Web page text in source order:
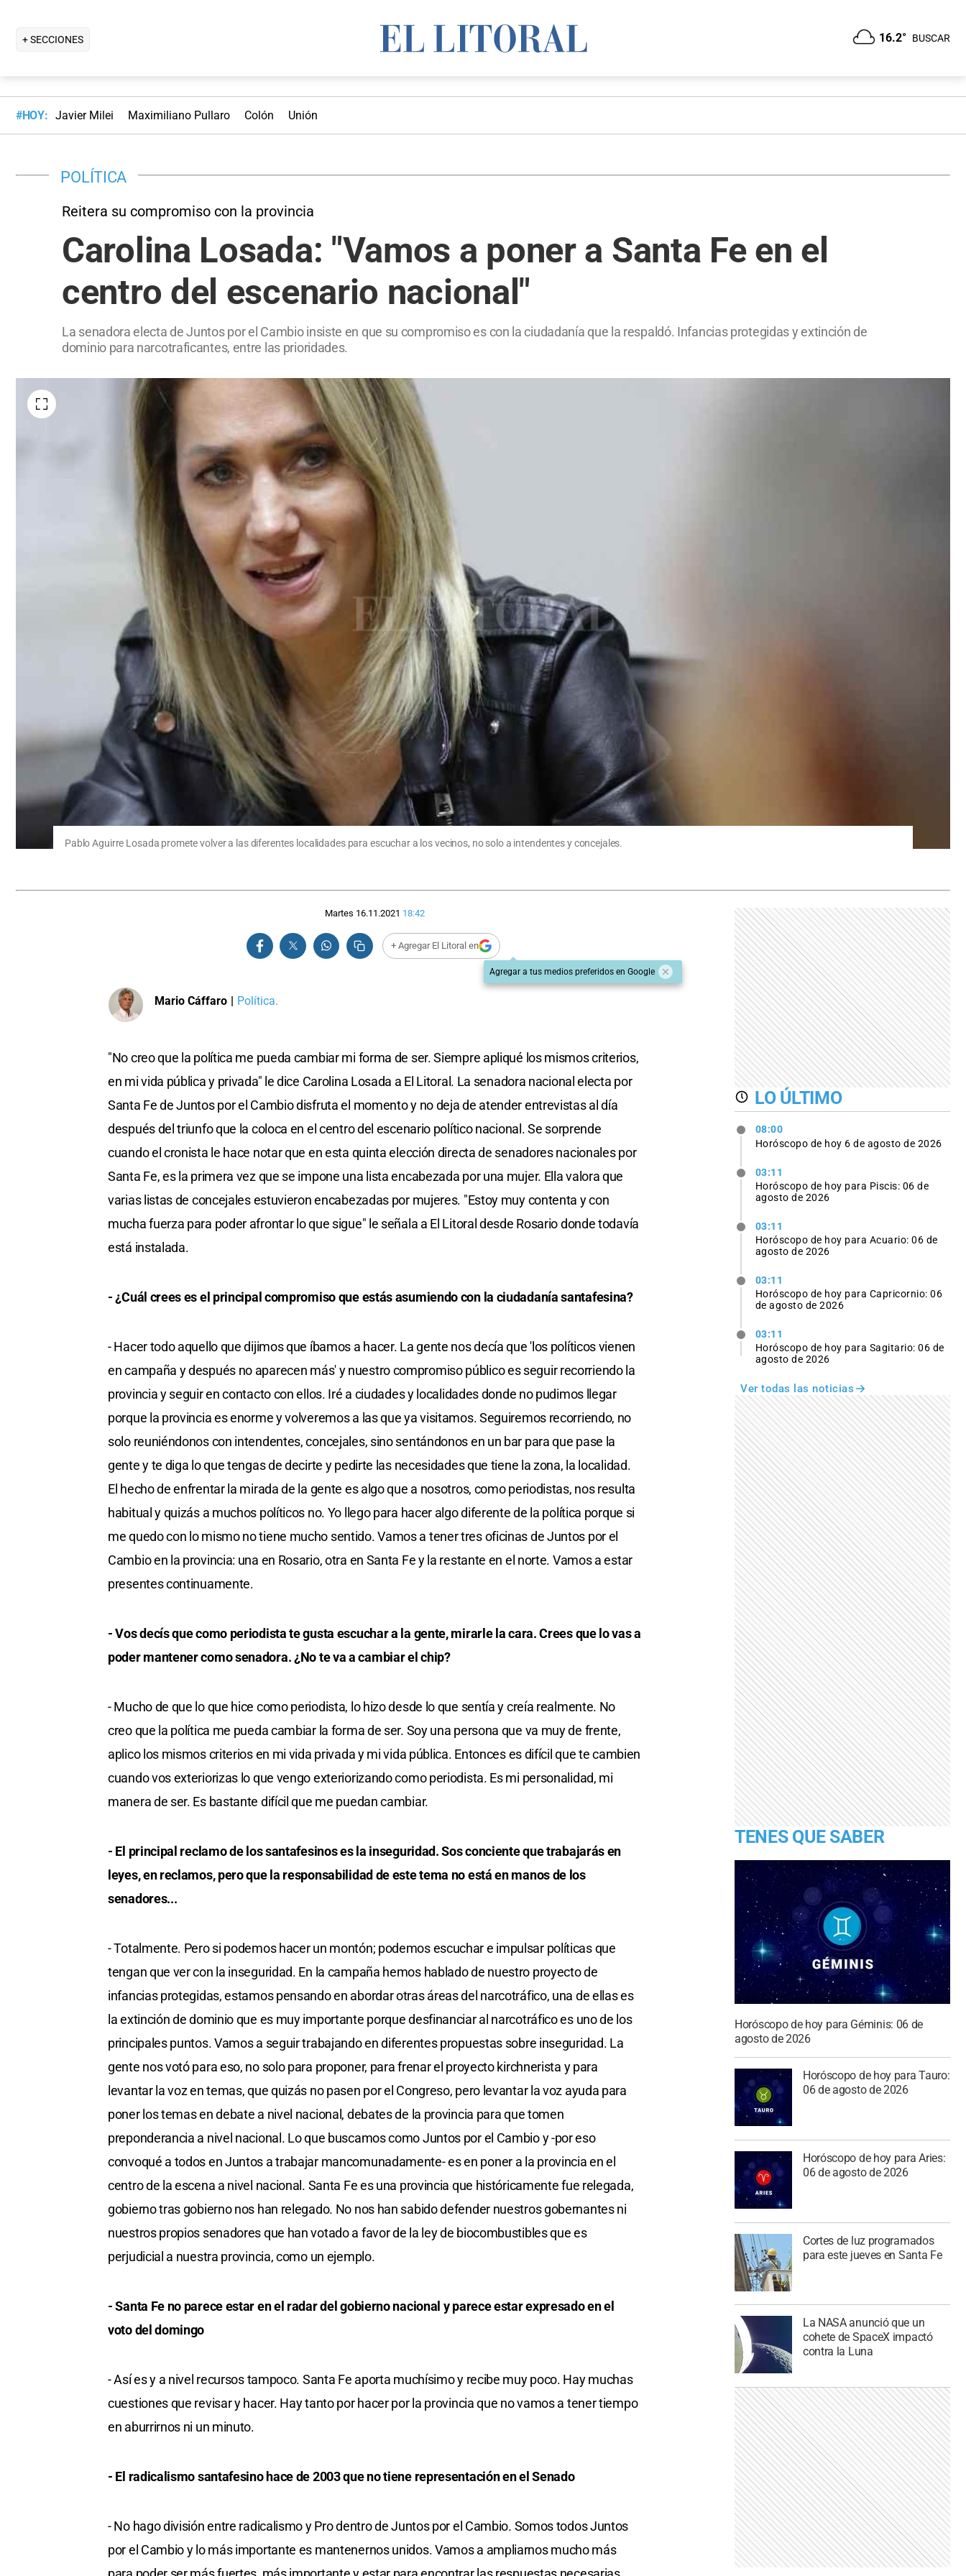
+ SECCIONES 16.2° BUSCAR
#HOY: Javier Milei Maximiliano Pullaro Colón Unión
POLÍTICA
Reitera su compromiso con la provincia
Carolina Losada: "Vamos a poner a Santa Fe en el
centro del escenario nacional"
La senadora electa de Juntos por el Cambio insiste en que su compromiso es con la ciudadanía que la respaldó. Infancias protegidas y extinción de
dominio para narcotraficantes, entre las prioridades.
Pablo Aguirre Losada promete volver a las diferentes localidades para escuchar a los vecinos, no solo a intendentes y concejales.
Martes 16.11.2021 18:42
+ Agregar El Litoral en
Agregar a tus medios preferidos en Google
Mario Cáffaro | Política.
"No creo que la política me pueda cambiar mi forma de ser. Siempre apliqué los mismos criterios,
en mi vida pública y privada" le dice Carolina Losada a El Litoral. La senadora nacional electa por
Santa Fe de Juntos por el Cambio disfruta el momento y no deja de atender entrevistas al día
después del triunfo que la coloca en el centro del escenario político nacional. Se sorprende
cuando el cronista le hace notar que en esta quinta elección directa de senadores nacionales por
Santa Fe, es la primera vez que se impone una lista encabezada por una mujer. Ella valora que
varias listas de concejales estuvieron encabezadas por mujeres. "Estoy muy contenta y con
mucha fuerza para poder afrontar lo que sigue" le señala a El Litoral desde Rosario donde todavía
está instalada.
- ¿Cuál crees es el principal compromiso que estás asumiendo con la ciudadanía santafesina?
- Hacer todo aquello que dijimos que íbamos a hacer. La gente nos decía que 'los políticos vienen
en campaña y después no aparecen más' y nuestro compromiso público es seguir recorriendo la
provincia y seguir en contacto con ellos. Iré a ciudades y localidades donde no pudimos llegar
porque la provincia es enorme y volveremos a las que ya visitamos. Seguiremos recorriendo, no
solo reuniéndonos con intendentes, concejales, sino sentándonos en un bar para que pase la
gente y te diga lo que tengas de decirte y pedirte las necesidades que tiene la zona, la localidad.
El hecho de enfrentar la mirada de la gente es algo que a nosotros, como periodistas, nos resulta
habitual y quizás a muchos políticos no. Yo llego para hacer algo diferente de la política porque si
me quedo con lo mismo no tiene mucho sentido. Vamos a tener tres oficinas de Juntos por el
Cambio en la provincia: una en Rosario, otra en Santa Fe y la restante en el norte. Vamos a estar
presentes continuamente.
- Vos decís que como periodista te gusta escuchar a la gente, mirarle la cara. Crees que lo vas a
poder mantener como senadora. ¿No te va a cambiar el chip?
- Mucho de que lo que hice como periodista, lo hizo desde lo que sentía y creía realmente. No
creo que la política me pueda cambiar la forma de ser. Soy una persona que va muy de frente,
aplico los mismos criterios en mi vida privada y mi vida pública. Entonces es difícil que te cambien
cuando vos exteriorizas lo que vengo exteriorizando como periodista. Es mi personalidad, mi
manera de ser. Es bastante difícil que me puedan cambiar.
- El principal reclamo de los santafesinos es la inseguridad. Sos conciente que trabajarás en
leyes, en reclamos, pero que la responsabilidad de este tema no está en manos de los
senadores...
- Totalmente. Pero si podemos hacer un montón; podemos escuchar e impulsar políticas que
tengan que ver con la inseguridad. En la campaña hemos hablado de nuestro proyecto de
infancias protegidas, estamos pensando en abordar otras áreas del narcotráfico, una de ellas es
la extinción de dominio que es muy importante porque desfinanciar al narcotráfico es uno de los
principales puntos. Vamos a seguir trabajando en diferentes propuestas sobre inseguridad. La
gente nos votó para eso, no solo para proponer, para frenar el proyecto kirchnerista y para
levantar la voz en temas, que quizás no pasen por el Congreso, pero levantar la voz ayuda para
poner los temas en debate a nivel nacional, debates de la provincia para que tomen
preponderancia a nivel nacional. Lo que buscamos como Juntos por el Cambio y -por eso
convoqué a todos en Juntos a trabajar mancomunadamente- es en poner a la provincia en el
centro de la escena a nivel nacional. Santa Fe es una provincia que históricamente fue relegada,
gobierno tras gobierno nos han relegado. No nos han sabido defender nuestros gobernantes ni
nuestros propios senadores que han votado a favor de la ley de biocombustibles que es
perjudicial a nuestra provincia, como un ejemplo.
- Santa Fe no parece estar en el radar del gobierno nacional y parece estar expresado en el
voto del domingo
- Así es y a nivel recursos tampoco. Santa Fe aporta muchísimo y recibe muy poco. Hay muchas
cuestiones que revisar y hacer. Hay tanto por hacer por la provincia que no vamos a tener tiempo
en aburrirnos ni un minuto.
- El radicalismo santafesino hace de 2003 que no tiene representación en el Senado
- No hago división entre radicalismo y Pro dentro de Juntos por el Cambio. Somos todos Juntos
por el Cambio y lo más importante es mantenernos unidos. Vamos a ampliarnos mucho más
LO ÚLTIMO
08:00
Horóscopo de hoy 6 de agosto de 2026
03:11
Horóscopo de hoy para Piscis: 06 de
agosto de 2026
03:11
Horóscopo de hoy para Acuario: 06 de
agosto de 2026
03:11
Horóscopo de hoy para Capricornio: 06
de agosto de 2026
03:11
Horóscopo de hoy para Sagitario: 06 de
agosto de 2026
Ver todas las noticias
TENES QUE SABER
Horóscopo de hoy para Géminis: 06 de
agosto de 2026
Horóscopo de hoy para Tauro:
06 de agosto de 2026
Horóscopo de hoy para Aries:
06 de agosto de 2026
Cortes de luz programados
para este jueves en Santa Fe
La NASA anunció que un
cohete de SpaceX impactó
contra la Luna